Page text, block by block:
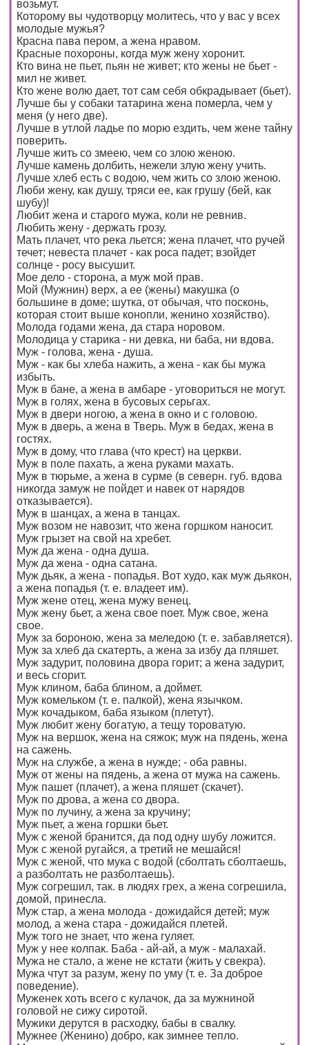
возьмут.
Которому вы чудотворцу молитесь, что у вас у всех
молодые мужья?
Красна пава пером, а жена нравом.
Красные похороны, когда муж жену хоронит.
Кто вина не пьет, пьян не живет; кто жены не бьет -
мил не живет.
Кто жене волю дает, тот сам себя обкрадывает (бьет).
Лучше бы у собаки татарина жена померла, чем у
меня (у него две).
Лучше в утлой ладье по морю ездить, чем жене тайну
поверить.
Лучше жить со змеею, чем со злою женою.
Лучше камень долбить, нежели злую жену учить.
Лучше хлеб есть с водою, чем жить со злою женою.
Люби жену, как душу, тряси ее, как грушу (бей, как
шубу)!
Любит жена и старого мужа, коли не ревнив.
Любить жену - держать грозу.
Мать плачет, что река льется; жена плачет, что ручей
течет; невеста плачет - как роса падет; взойдет
солнце - росу высушит.
Мое дело - сторона, а муж мой прав.
Мой (Мужнин) верх, а ее (жены) макушка (о
большине в доме; шутка, от обычая, что посконь,
которая стоит выше конопли, женино хозяйство).
Молода годами жена, да стара норовом.
Молодица у старика - ни девка, ни баба, ни вдова.
Муж - голова, жена - душа.
Муж - как бы хлеба нажить, а жена - как бы мужа
избыть.
Муж в бане, а жена в амбаре - уговориться не могут.
Муж в голях, жена в бусовых серьгах.
Муж в двери ногою, а жена в окно и с головою.
Муж в дверь, а жена в Тверь. Муж в бедах, жена в
гостях.
Муж в дому, что глава (что крест) на церкви.
Муж в поле пахать, а жена руками махать.
Муж в тюрьме, а жена в сурме (в северн. губ. вдова
никогда замуж не пойдет и навек от нарядов
отказывается).
Муж в шанцах, а жена в танцах.
Муж возом не навозит, что жена горшком наносит.
Муж грызет на свой на хребет.
Муж да жена - одна душа.
Муж да жена - одна сатана.
Муж дьяк, а жена - попадья. Вот худо, как муж дьякон,
а жена попадья (т. е. владеет им).
Муж жене отец, жена мужу венец.
Муж жену бьет, а жена свое поет. Муж свое, жена
свое.
Муж за бороною, жена за меледою (т. е. забавляется).
Муж за хлеб да скатерть, а жена за избу да пляшет.
Муж задурит, половина двора горит; а жена задурит,
и весь сгорит.
Муж клином, баба блином, а доймет.
Муж комельком (т. е. палкой), жена язычком.
Муж кочадыком, баба языком (плетут).
Муж любит жену богатую, а тещу тороватую.
Муж на вершок, жена на сяжок; муж на пядень, жена
на сажень.
Муж на службе, а жена в нужде; - оба равны.
Муж от жены на пядень, а жена от мужа на сажень.
Муж пашет (плачет), а жена пляшет (скачет).
Муж по дрова, а жена со двора.
Муж по лучину, а жена за кручину;
Муж пьет, а жена горшки бьет.
Муж с женой бранится, да под одну шубу ложится.
Муж с женой ругайся, а третий не мешайся!
Муж с женой, что мука с водой (сболтать сболтаешь,
а разболтать не разболтаешь).
Муж согрешил, так. в людях грех, а жена согрешила,
домой, принесла.
Муж стар, а жена молода - дожидайся детей; муж
молод, а жена стара - дожидайся плетей.
Муж того не знает, что жена гуляет.
Муж у нее колпак. Баба - ай-ай, а муж - малахай.
Мужа не стало, а жене не кстати (жить у свекра).
Мужа чтут за разум, жену по уму (т. е. За доброе
поведение).
Муженек хоть всего с кулачок, да за мужниной
головой не сижу сиротой.
Мужики дерутся в расходку, бабы в свалку.
Мужнее (Женино) добро, как зимнее тепло.